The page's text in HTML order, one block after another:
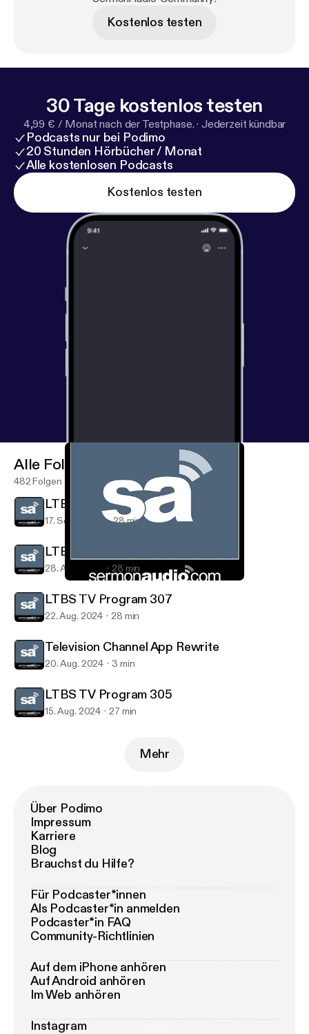
Kostenlos testen
30 Tage kostenlos testen
4,99 € / Monat nach der Testphase. · Jederzeit kündbar
Podcasts nur bei Podimo
20 Stunden Hörbücher / Monat
Alle kostenlosen Podcasts
Kostenlos testen
Television on SermonAudio
Alle Folgen
482 Folgen
LTBS TV Program 306
17. Sept. 2024 28 min
LTBS TV Program 304
28. Aug. 2024 28 min
LTBS TV Program 307
22. Aug. 2024 28 min
Television Channel App Rewrite
20. Aug. 2024 3 min
LTBS TV Program 305
15. Aug. 2024 27 min
Mehr
Über Podimo
Impressum
Karriere
Blog
Brauchst du Hilfe?
Für Podcaster*innen
Als Podcaster*in anmelden
Podcaster*in FAQ
Community-Richtlinien
Auf dem iPhone anhören
Auf Android anhören
Im Web anhören
Instagram